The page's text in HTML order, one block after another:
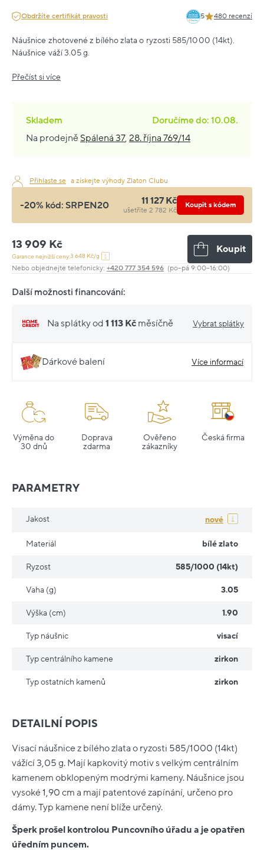
Obdržíte certifikát pravosti 5 480 recenzí
Náušnice zhotovené z bílého zlata o ryzosti 585/1000 (14kt).
Náušnice váží 3.05 g.
Přečíst si více
Skladem
Doručíme do: 10.08.
Na prodejně Spálená 37, 28. října 769/14
Přihlaste se a získejte výhody Zlaton Clubu
-20% kód: SRPEN20 11 127 Kč
ušetříte 2 782 Kč
Koupit s kódem
13 909 Kč
Garance nejnižší ceny:3 648 Kč/g
Koupit
Nebo objednejte telefonicky: +420 777 354 596 (po–pá 9:00–16:00)
Další možnosti financování:
Na splátky od 1 113 Kč měsíčně Vybrat splátky
Dárkové balení Více informací
Výměna do
30 dnů
Doprava
zdarma
Ověřeno
zákazníky
Česká firma
DETAILNÍ POPIS
Visací náušnice z bílého zlata o ryzosti 585/1000 (14kt)
vážící 3,05 g. Mají kapkovitý motiv s velkým centrálním
kamenem obklopeným modrými kameny. Náušnice jsou
vysoké 1,90 cm a mají patentové zapínání, určeno pro
dámy. Typ kamene není blíže určený.
Šperk prošel kontrolou Puncovního úřadu a je opatřen
úředním puncem.
PARAMETRY
Jakost nové
Materiál bílé zlato
Ryzost 585/1000 (14kt)
Vaha (g) 3.05
Výška (cm) 1.90
Typ náušnic visací
Typ centrálního kamene zirkon
Typ ostatních kamenů zirkon